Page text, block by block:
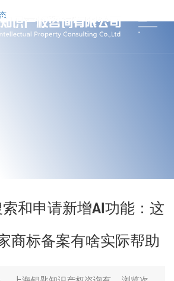
索和申请新增AI功能：这
商标备案有啥实际帮助